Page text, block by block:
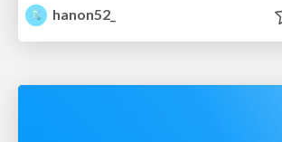
hanon52_